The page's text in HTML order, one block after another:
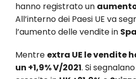
hanno registrato un
All’interno dei Paesi UE va
l’aumento delle vendite in
Mentre extra UE le vendite
un +1,9% V/2021. Si